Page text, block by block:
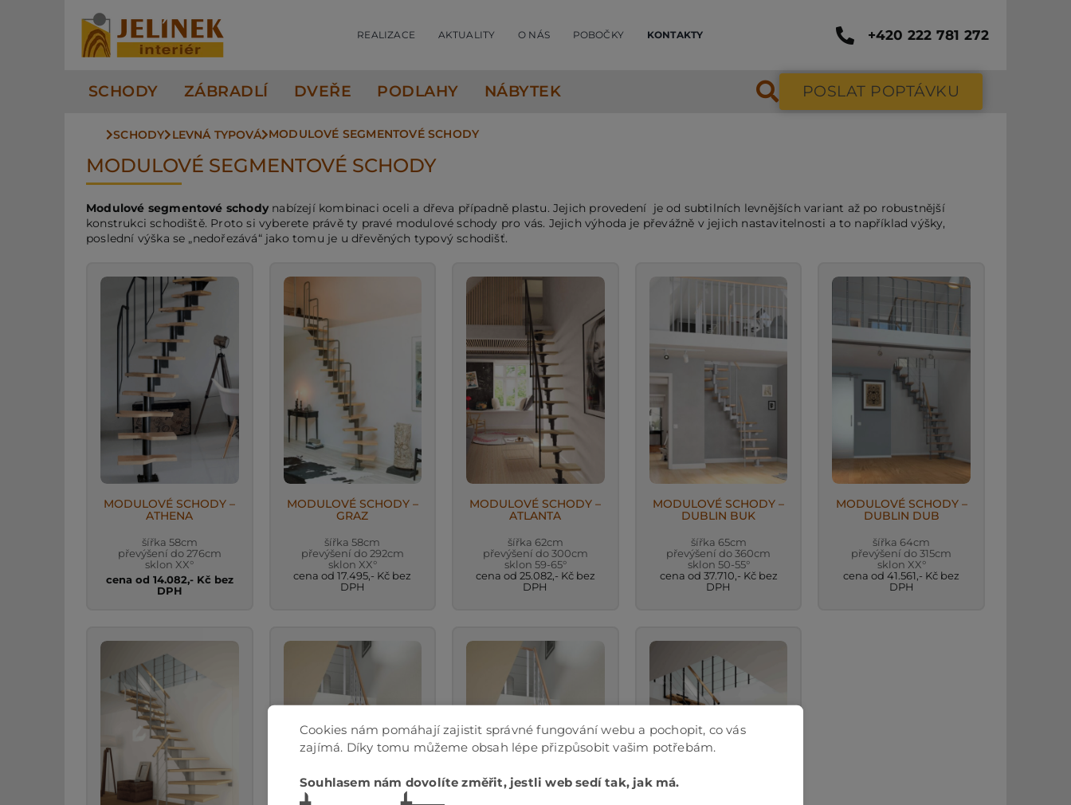
REALIZACE AKTUALITY O NÁS POBOČKY KONTAKTY +420 222 781 272
SCHODY ZÁBRADLÍ DVEŘE PODLAHY NÁBYTEK POSLAT POPTÁVKU
SCHODY LEVNÁ TYPOVÁ MODULOVÉ SEGMENTOVÉ SCHODY
MODULOVÉ SEGMENTOVÉ SCHODY
Modulové segmentové schodynabízejí kombinaci oceli a dřeva případně plastu. Jejich provedení je od subtilních levnějších variant až po robustnější
konstrukci schodiště. Proto si vyberete právě ty pravé modulové schody pro vás. Jejich výhoda je převážně v jejich nastavitelnosti a to například výšky,
poslední výška se „nedořezává“ jako tomu je u dřevěných typový schodišť.
MODULOVÉ SCHODY –
ATHENA
šířka 58cm
převýšení do 276cm
sklon XX°
cena od 14.082,- Kč bez
DPH
MODULOVÉ SCHODY –
GRAZ
šířka 58cm
převýšení do 292cm
sklon XX°
cena od 17.495,- Kč bez
DPH
MODULOVÉ SCHODY –
ATLANTA
šířka 62cm
převýšení do 300cm
sklon 59-65°
cena od 25.082,- Kč bez
DPH
MODULOVÉ SCHODY –
DUBLIN BUK
šířka 65cm
převýšení do 360cm
sklon 50-55°
cena od 37.710,- Kč bez
DPH
MODULOVÉ SCHODY –
DUBLIN DUB
šířka 64cm
převýšení do 315cm
sklon XX°
cena od 41.561,- Kč bez
DPH
Cookies nám pomáhají zajistit správné fungování webu a pochopit, co vás
zajímá. Díky tomu můžeme obsah lépe přizpůsobit vašim potřebám.
Souhlasem nám dovolíte změřit, jestli web sedí tak, jak má.